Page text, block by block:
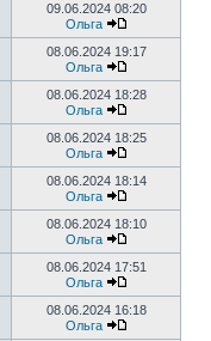
09.06.2024 08:20
Ольга
08.06.2024 19:17
Ольга
08.06.2024 18:28
Ольга
08.06.2024 18:25
Ольга
08.06.2024 18:14
Ольга
08.06.2024 18:10
Ольга
08.06.2024 17:51
Ольга
08.06.2024 16:18
Ольга